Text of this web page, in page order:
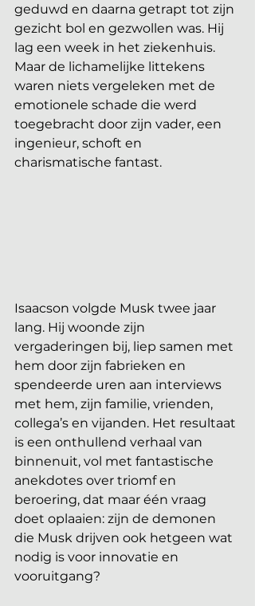
geduwd en daarna getrapt tot zijn
gezicht bol en gezwollen was. Hij
lag een week in het ziekenhuis.
Maar de lichamelijke littekens
waren niets vergeleken met de
emotionele schade die werd
toegebracht door zijn vader, een
ingenieur, schoft en
charismatische fantast.
Isaacson volgde Musk twee jaar
lang. Hij woonde zijn
vergaderingen bij, liep samen met
hem door zijn fabrieken en
spendeerde uren aan interviews
met hem, zijn familie, vrienden,
collega’s en vijanden. Het resultaat
is een onthullend verhaal van
binnenuit, vol met fantastische
anekdotes over triomf en
beroering, dat maar één vraag
doet oplaaien: zijn de demonen
die Musk drijven ook hetgeen wat
nodig is voor innovatie en
vooruitgang?